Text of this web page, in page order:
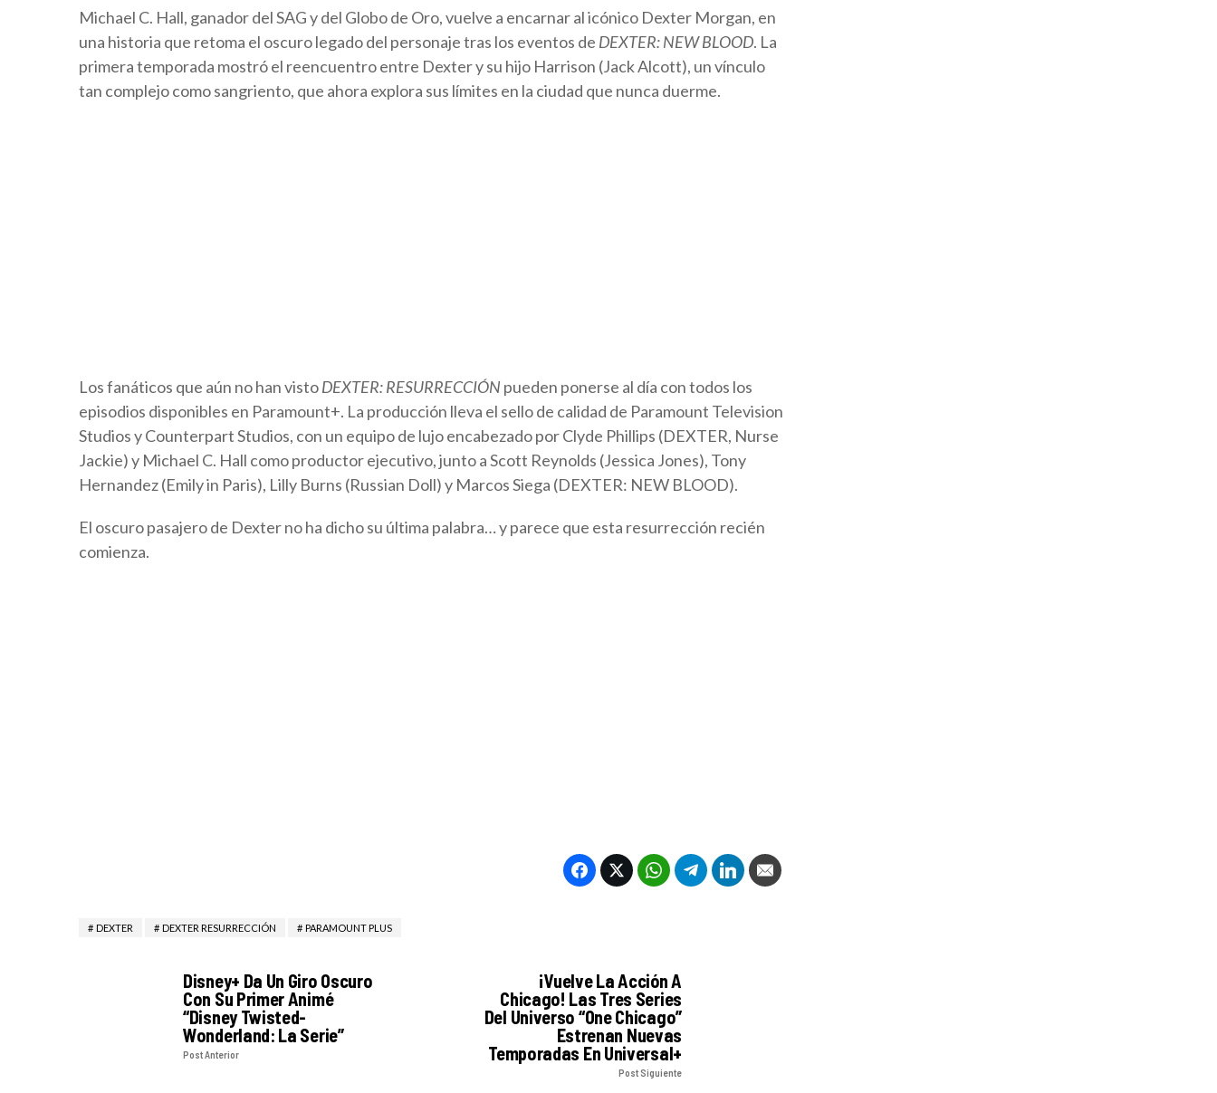
Michael C. Hall, ganador del SAG y del Globo de Oro, vuelve a encarnar al icónico Dexter Morgan, en
una historia que retoma el oscuro legado del personaje tras los eventos de DEXTER: NEW BLOOD. La
primera temporada mostró el reencuentro entre Dexter y su hijo Harrison (Jack Alcott), un vínculo
tan complejo como sangriento, que ahora explora sus límites en la ciudad que nunca duerme.
Los fanáticos que aún no han vistoDEXTER: RESURRECCIÓN pueden ponerse al día con todos los
episodios disponibles en Paramount+. La producción lleva el sello de calidad de Paramount Television
Studios y Counterpart Studios, con un equipo de lujo encabezado por Clyde Phillips (DEXTER, Nurse
Jackie) y Michael C. Hall como productor ejecutivo, junto a Scott Reynolds (Jessica Jones), Tony
Hernandez (Emily in Paris), Lilly Burns (Russian Doll) y Marcos Siega (DEXTER: NEW BLOOD).
El oscuro pasajero de Dexter no ha dicho su última palabra… y parece que esta resurrección recién
comienza.
DEXTER DEXTER RESURRECCIÓN PARAMOUNT PLUS
Disney+ Da Un Giro Oscuro
Con Su Primer Animé
“Disney Twisted-
Wonderland: La Serie”
Post Anterior
¡Vuelve La Acción A
Chicago! Las Tres Series
Del Universo “One Chicago”
Estrenan Nuevas
Temporadas En Universal+
Post Siguiente